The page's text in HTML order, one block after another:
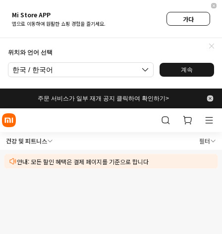
Mi Store APP
앱으로 이동하여 원활한 쇼핑 경험을 즐기세요.
가다
위치와 언어 선택
한국 / 한국어 계속
주문 서비스가 일부 재개 공지 클릭하여 확인하기>
Xiaomi Mi 코리아 공식 스토어에
건강 및 피트니스 필터
안내: 모든 할인 혜택은 결제 페이지를 기준으로 합니다
Xiaomi Mi 코리아 공식 스토어에서 건강 및